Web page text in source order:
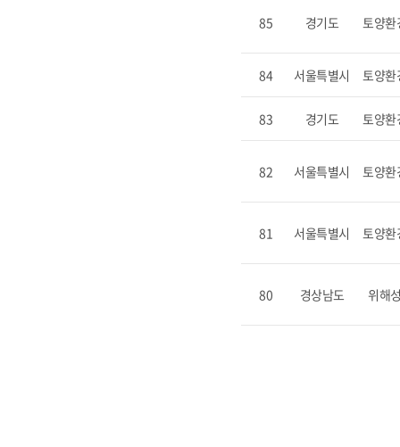
85 경기도 토양환
84 서울특별시 토양환
83 경기도 토양환
82 서울특별시 토양환
81 서울특별시 토양환
80 경상남도 위해